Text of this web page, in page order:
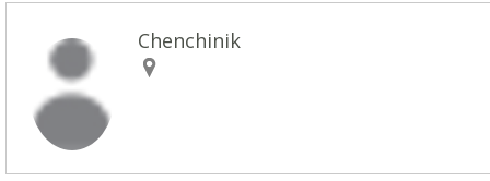
Chenchinik